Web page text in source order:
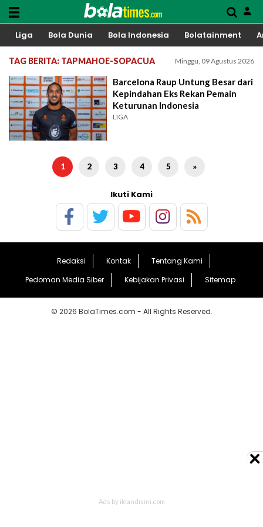
Liga Bola Dunia Bola Indonesia Bolatainment
TAG BERITA: TAPMAHOE-SOPACUA Minggu, 09 Agustus 2026
Barcelona Raup Untung Besar dari
Kepindahan Eks Rekan Pemain
Keturunan Indonesia
LIGA
1 2 3 4 5 »
Ikuti Kami
Redaksi Kontak
Tentang Kami
Pedoman Media Siber
Kebijakan Privasi Sitemap
© 2026 BolaTimes.com - All Rights Reserved.